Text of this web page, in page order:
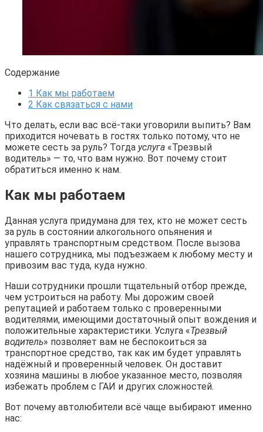
Содержание
1 Как мы работаем
2 Как связаться с нами
Что делать, если вас всё-таки уговорили выпить? Вам
приходится ночевать в гостях только потому, что не
можете сесть за руль? Тогда услуга «Трезвый
водитель» — то, что вам нужно. Вот почему стоит
обратиться именно к нам.
Как мы работаем
Данная услуга придумана для тех, кто не может сесть
за руль в состоянии алкогольного опьянения и
управлять транспортным средством. После вызова
нашего сотрудника, мы подъезжаем к любому месту и
привозим вас туда, куда нужно.
Наши сотрудники прошли тщательный отбор прежде,
чем устроиться на работу. Мы дорожим своей
репутацией и работаем только с проверенными
водителями, имеющими достаточный опыт вождения и
положительные характеристики. Услуга «Трезвый
водитель» позволяет вам не беспокоиться за
транспортное средство, так как им будет управлять
надёжный и проверенный человек. Он доставит
хозяина машины в любое указанное место, позволяя
избежать проблем с ГАИ и других сложностей.
Вот почему автолюбители всё чаще выбирают именно
нас: